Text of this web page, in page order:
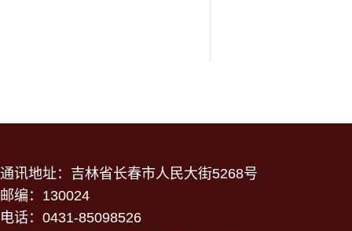
通讯地址：吉林省长春市人民大街5268号
邮编：130024
电话：0431-85098526